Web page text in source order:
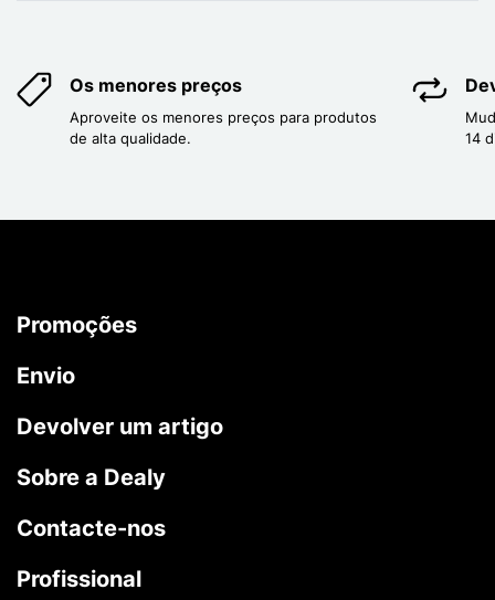
Os menores preços
Aproveite os menores preços para produtos
de alta qualidade.
14
Promoções
Envio
Devolver um artigo
Sobre a Dealy
Contacte-nos
Profissional